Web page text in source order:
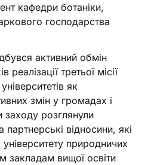
кафедри ботаніки,
господарства
активний обмін
третьої місії
як
змін у громадах і
заходу розглянули
партнерські відносини, які
природничих
закладам вищої освіти